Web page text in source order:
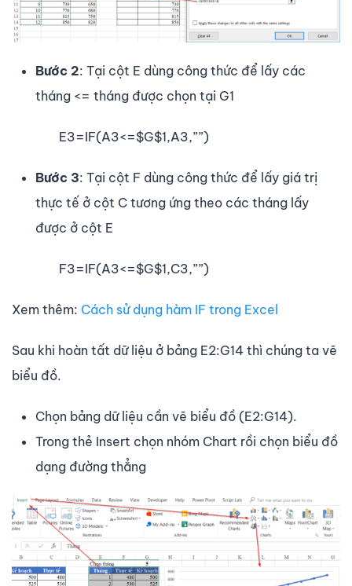
Bước 2: Tại cột E dùng công thức để lấy các
tháng <= tháng được chọn tại G1
E3=IF(A3<=$G$1,A3,””)
Bước 3: Tại cột F dùng công thức để lấy giá trị
thực tế ở cột C tương ứng theo các tháng lấy
được ở cột E
F3=IF(A3<=$G$1,C3,””)
Xem thêm: Cách sử dụng hàm IF trong Excel
Sau khi hoàn tất dữ liệu ở bảng E2:G14 thì chúng ta vẽ
biểu đồ.
Chọn bảng dữ liệu cần vẽ biểu đồ (E2:G14).
Trong thẻ Insert chọn nhóm Chart rồi chọn biểu đồ
dạng đường thẳng